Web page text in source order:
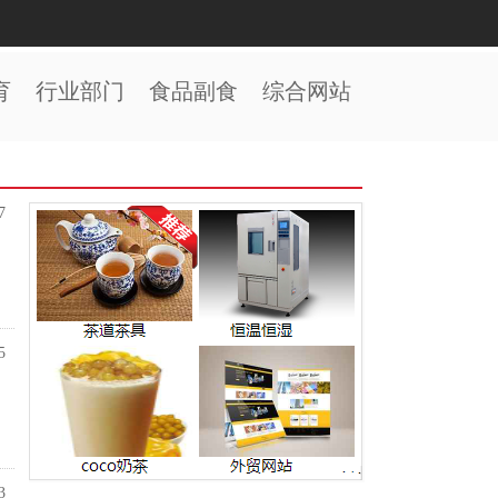
行业部门 食品副食 综合网站